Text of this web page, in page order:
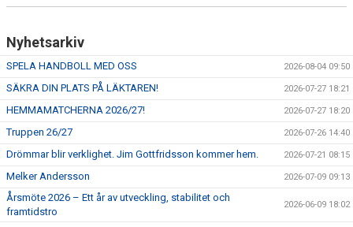
Nyhetsarkiv
SPELA HANDBOLL MED OSS 2026-08-04 09:50
SÄKRA DIN PLATS PÅ LÄKTAREN! 2026-07-27 18:21
HEMMAMATCHERNA 2026/27! 2026-07-27 18:20
Truppen 26/27 2026-07-26 14:40
Drömmar blir verklighet. Jim Gottfridsson kommer hem. 2026-07-21 08:15
Melker Andersson 2026-07-09 09:13
Årsmöte 2026 – Ett år av utveckling, stabilitet och
framtidstro
2026-06-09 18:02